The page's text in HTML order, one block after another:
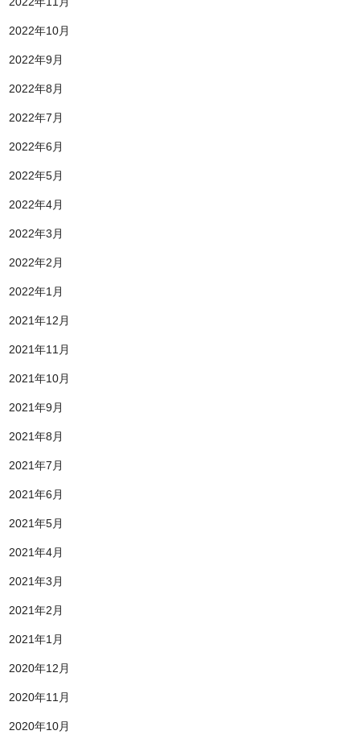
2022年10月
2022年9月
2022年8月
2022年7月
2022年6月
2022年5月
2022年4月
2022年3月
2022年2月
2022年1月
2021年12月
2021年11月
2021年10月
2021年9月
2021年8月
2021年7月
2021年6月
2021年5月
2021年4月
2021年3月
2021年2月
2021年1月
2020年12月
2020年11月
2020年10月